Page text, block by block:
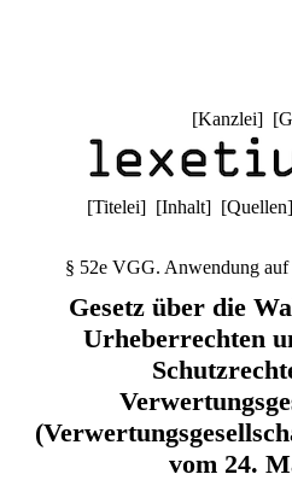
[Kanzlei] [
[Titelei] [Inhalt] [Quellen]
§ 52e VGG. Anwendung auf
Gesetz über die
Urheberrechten
vom 24.